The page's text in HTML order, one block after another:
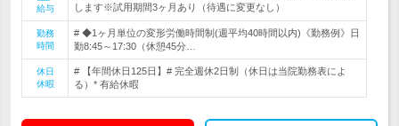
給与
します※試用期間3ヶ月あり（待遇に変更なし）
勤務
時間
# ◆1ヶ月単位の変形労働時間制(週平均40時間以内)《勤務例》日
勤8:45～17:30（休憩45分…
休日
休暇
# 【年間休日125日】# 完全週休2日制（休日は当院勤務表によ
る）* 有給休暇